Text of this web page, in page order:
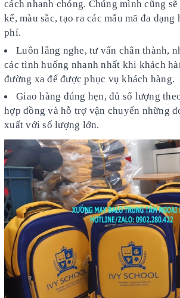
cách nhanh chóng. Chúng mình cũng
kế, màu sắc, tạo ra các mẫu mã đa dạng
phí.
Luôn lắng nghe, tư vấn chân thành,
các tình huống nhanh nhất khi khách
đường xa để được phục vụ khách hàng.
Giao hàng đúng hẹn, đủ số lượng
hợp đồng và hỗ trợ vận chuyển những
xuất với số lượng lớn.